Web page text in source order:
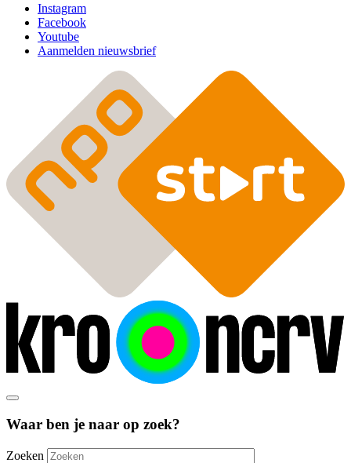
Instagram
Facebook
Youtube
Aanmelden nieuwsbrief
Waar ben je naar op zoek?
Zoeken